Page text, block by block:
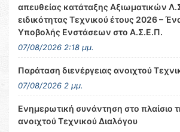
απευθείας κατάταξης Αξιωματικών
ειδικότητας Τεχνικού έτους 2026 –
Υποβολής Ενστάσεων στο Α.Σ.Ε.Π.
07/08/2026 2:18 μμ.
Παράταση διενέργειας ανοιχτού
07/08/2026 2 μμ.
Ενημερωτική συνάντηση στο πλαίσιο
ανοιχτού Τεχνικού Διαλόγου